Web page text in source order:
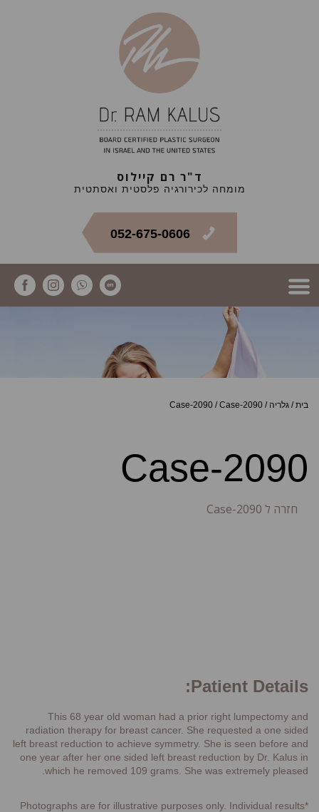
ד"ר רם קיילוס
מומחה לכירורגיה פלסטית ואסתטית
052-675-0606
בית/ גלריה /
Case-2090 /Case-2090
Case-2090
חזרה ל Case-2090
Patient Details:
This 68 year old woman had a prior right lumpectomy and
radiation therapy for breast cancer. She requested a one sided
left breast reduction to achieve symmetry. She is seen before and
one year after her one sided left breast reduction by Dr. Kalus in
which he removed 109 grams. She was extremely pleased.
*Photographs are for illustrative purposes only. Individual results